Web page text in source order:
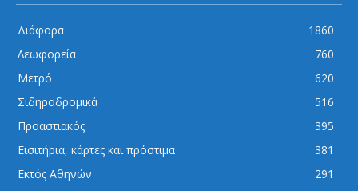
Διάφορα
1860
Λεωφορεία
760
Μετρό
620
Σιδηροδρομικά
516
Προαστιακός
395
Εισιτήρια, κάρτες και πρόστιμα
381
Εκτός Αθηνών
291